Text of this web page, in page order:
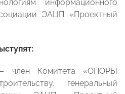
информационного
ЭАЦП «Проектный
член Комитета «ОПОРЫ
генеральный